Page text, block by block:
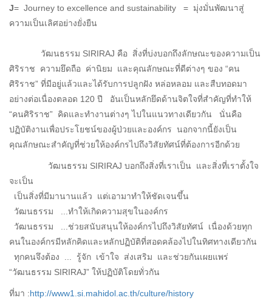
J= Journey to excellence and sustainability = มุ่งมั่นพัฒนาสู่
ความเป็นเลิศอย่างยั่งยืน
วัฒนธรรม SIRIRAJ คือ สิ่งที่บ่งบอกถึงลักษณะของความเป็น
ศิริราช ความยึดถือ ค่านิยม และคุณลักษณะที่ดีต่างๆ ของ “คน
ศิริราช” ที่มีอยู่แล้วและได้รับการปลูกฝัง หล่อหลอม และสืบทอดมา
อย่างต่อเนื่องตลอด 120 ปี อันเป็นหลักยึดด้านจิตใจที่สำคัญที่ทำให้
“คนศิริราช” คิดและทำงานต่างๆ ไปในแนวทางเดียวกัน นั่นคือ
ปฏิบัติงานเพื่อประโยชน์ของผู้ป่วยและองค์กร นอกจากนี้ยังเป็น
คุณลักษณะสำคัญที่ช่วยให้องค์กรไปถึงวิสัยทัศน์ที่ต้องการอีกด้วย
วัฒนธรรม SIRIRAJ บอกถึงสิ่งที่เราเป็น และสิ่งที่เราตั้งใจ
จะเป็น
เป็นสิ่งที่มีมานานแล้ว แต่เอามาทำให้ชัดเจนขึ้น
วัฒนธรรม ...ทำให้เกิดความสุขในองค์กร
วัฒนธรรม ...ช่วยสนับสนุนให้องค์กรไปถึงวิสัยทัศน์ เนื่องด้วยทุก
คนในองค์กรมีหลักคิดและหลักปฏิบัติที่สอดคล้องไปในทิศทางเดียวกัน
ทุกคนจึงต้อง ... รู้จัก เข้าใจ ส่งเสริม และช่วยกันเผยแพร่
“วัฒนธรรม SIRIRAJ” ให้ปฏิบัติโดยทั่วกัน
ที่มา :http://www1.si.mahidol.ac.th/culture/history